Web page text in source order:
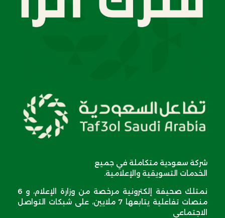
شركة سعودية متكاملة في جميع
الخدمات التسويقية والإعلامية.
نمتلك صحيفة إلكترونية مرخصة من وزارة الإعلام، و 6
منصات تفاعلية يتابعها 7 ملايين، على شبكات التواصل
الاجتماعي